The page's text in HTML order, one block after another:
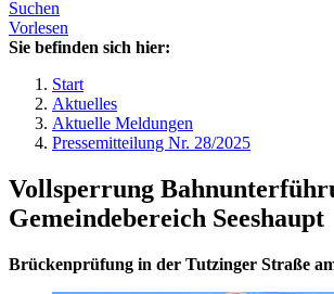
Suchen
Vorlesen
Sie befinden sich hier:
Start
Aktuelles
Aktuelle Meldungen
Pressemitteilung Nr. 28/2025
Vollsperrung
Gemeindebereich Seeshaupt
Brückenprüfung in der Tutzinger Straße